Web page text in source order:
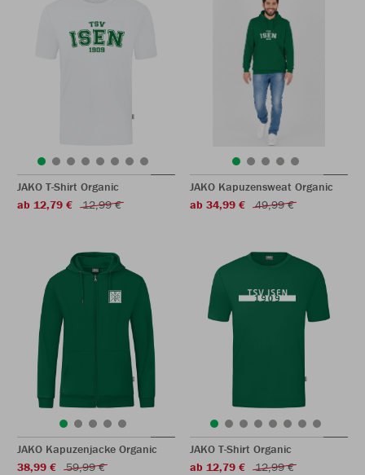
JAKO T-Shirt Organic
ab 12,79 €
12,99 €
JAKO Kapuzensweat Organic
ab 34,99 €
49,99 €
JAKO Kapuzenjacke Organic
38,99 €
59,99 €
JAKO T-Shirt Organic
ab 12,79 €
12,99 €